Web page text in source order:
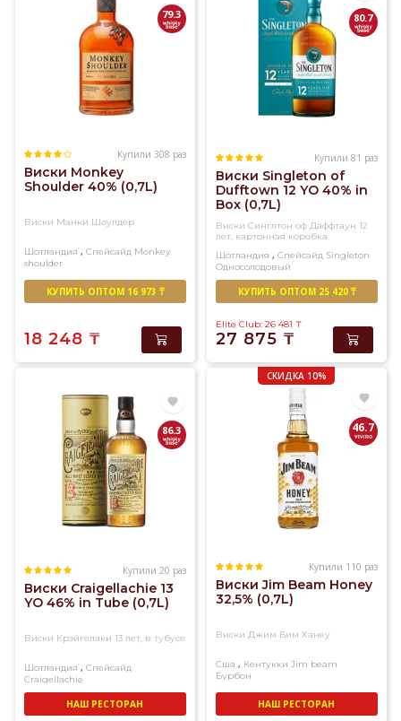
купажированного
превосходного
79.3
Купили 308 раз
Виски Monkey
Shoulder 40% (0,7L)
Виски Манки Шоулдер
Шотландия , Спейсайд Monkey
shoulder
КУПИТЬ ОПТОМ 16 973 ₸
18 248 ₸
80.7
Купили 81 раз
Виски Singleton of
Dufftown 12 YO 40% in
Box (0,7L)
Виски Синглтон оф Даффтаун 12
лет, картонная коробка
Шотландия , Спейсайд Singleton
Односолодовый
КУПИТЬ ОПТОМ 25 420 ₸
Elite Club: 26 481 ₸
27 875 ₸
86.3
Купили 20 раз
Виски Craigellachie 13
YO 46% in Tube (0,7L)
Виски Крэйгелаки 13 лет, в тубусе
Шотландия , Спейсайд
Craigellachie
Односолодовый
НАШ РЕСТОРАН
СКИДКА 10%
46.7
Купили 110 раз
Виски Jim Beam Honey
32,5% (0,7L)
Виски Джим Бим Ханеу
Сша , Кентукки Jim beam
Бурбон
НАШ РЕСТОРАН